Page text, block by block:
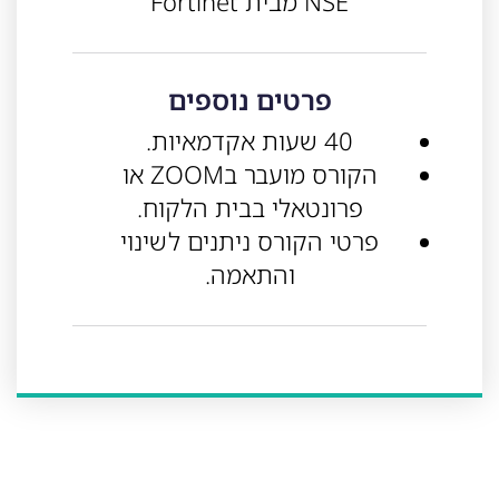
פרטים נוספים
40 שעות אקדמאיות.
הקורס מועבר בZOOM או
פרונטאלי בבית הלקוח.
פרטי הקורס ניתנים לשינוי
והתאמה.